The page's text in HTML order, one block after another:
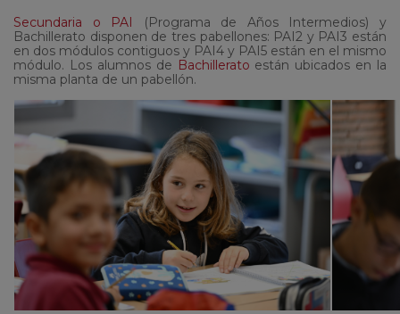
Secundaria o PAI
(Programa de Años Intermedios) y
Bachillerato disponen de tres pabellones: PAI2 y PAI3 están
en dos módulos contiguos y PAI4 y PAI5 están en el mismo
módulo. Los alumnos de Bachillerato están ubicados en la
misma planta de un pabellón.